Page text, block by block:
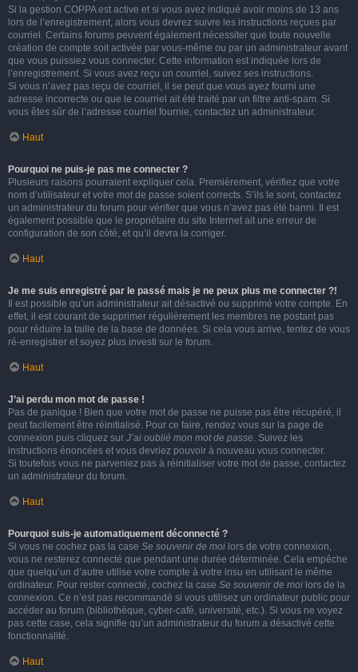
Si la gestion COPPA est active et si vous avez indiqué avoir moins de 13 ans
lors de l’enregistrement, alors vous devrez suivre les instructions reçues par
courriel. Certains forums peuvent également nécessiter que toute nouvelle
création de compte soit activée par vous-même ou par un administrateur avant
que vous puissiez vous connecter. Cette information est indiquée lors de
l’enregistrement. Si vous avez reçu un courriel, suivez ses instructions.
Si vous n’avez pas reçu de courriel, il se peut que vous ayez fourni une
adresse incorrecte ou que le courriel ait été traité par un filtre anti-spam. Si
vous êtes sûr de l’adresse courriel fournie, contactez un administrateur.
Haut
Pourquoi ne puis-je pas me connecter ?
Plusieurs raisons pourraient expliquer cela. Premièrement, vérifiez que votre
nom d’utilisateur et votre mot de passe soient corrects. S’ils le sont, contactez
un administrateur du forum pour vérifier que vous n’avez pas été banni. Il est
également possible que le propriétaire du site Internet ait une erreur de
configuration de son côté, et qu’il devra la corriger.
Haut
Je me suis enregistré par le passé mais je ne peux plus me connecter ?!
Il est possible qu’un administrateur ait désactivé ou supprimé votre compte. En
effet, il est courant de supprimer régulièrement les membres ne postant pas
pour réduire la taille de la base de données. Si cela vous arrive, tentez de vous
ré-enregistrer et soyez plus investi sur le forum.
Haut
J’ai perdu mon mot de passe !
Pas de panique ! Bien que votre mot de passe ne puisse pas être récupéré, il
peut facilement être réinitialisé. Pour ce faire, rendez vous sur la page de
connexion puis cliquez sur J’ai oublié mon mot de passe. Suivez les
instructions énoncées et vous devriez pouvoir à nouveau vous connecter.
Si toutefois vous ne parveniez pas à réinitialiser votre mot de passe, contactez
un administrateur du forum.
Haut
Pourquoi suis-je automatiquement déconnecté ?
Si vous ne cochez pas la case Se souvenir de moi lors de votre connexion,
vous ne resterez connecté que pendant une durée déterminée. Cela empêche
que quelqu’un d’autre utilise votre compte à votre insu en utilisant le même
ordinateur. Pour rester connecté, cochez la case Se souvenir de moi lors de la
connexion. Ce n’est pas recommandé si vous utilisez un ordinateur public pour
accéder au forum (bibliothèque, cyber-café, université, etc.). Si vous ne voyez
pas cette case, cela signifie qu’un administrateur du forum a désactivé cette
fonctionnalité.
Haut